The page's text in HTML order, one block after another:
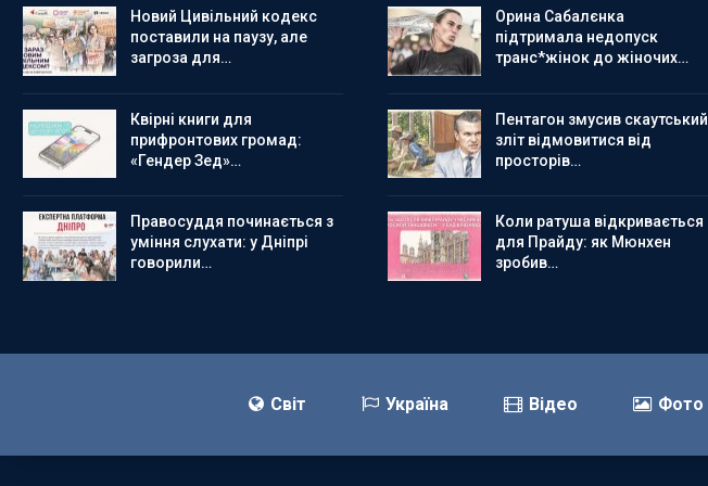
Новий Цивільний кодекс
поставили на паузу, але
загроза для…
Квірні книги для
прифронтових громад:
«Гендер Зед»…
Правосуддя починається з
уміння слухати: у Дніпрі
говорили…
Орина Сабалєнка
підтримала недопуск
транс*жінок до жіночих…
Пентагон змусив скаутський
зліт відмовитися від
просторів…
Коли ратуша відкривається
для Прайду: як Мюнхен
зробив…
Світ Україна Відео Фото